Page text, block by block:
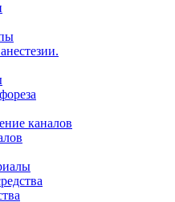
каналов